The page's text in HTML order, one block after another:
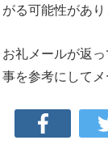
がる可能性があり
お礼メールが返
事を参考にしてメ